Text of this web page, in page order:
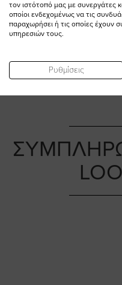
τον ιστότοπό μας με συνεργάτες
οποίοι ενδεχομένως να τις
παραχωρήσει ή τις οποίες έχουν
υπηρεσιών τους.
Ρυθμίσεις